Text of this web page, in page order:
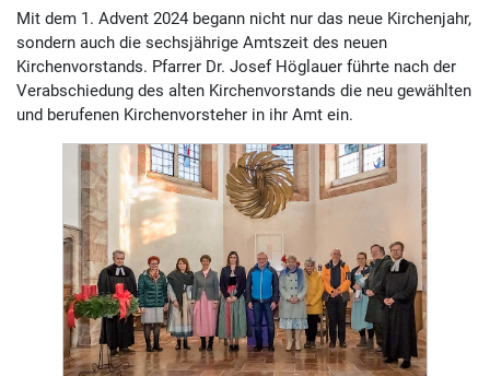
Mit dem 1. Advent 2024 begann nicht nur das neue Kirchenjahr,
sondern auch die sechsjährige Amtszeit des neuen
Kirchenvorstands. Pfarrer Dr. Josef Höglauer führte nach der
Verabschiedung des alten Kirchenvorstands die neu gewählten
und berufenen Kirchenvorsteher in ihr Amt ein.